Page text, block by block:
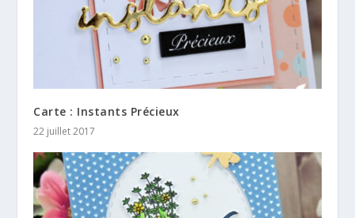
Carte : Instants Précieux
22 juillet 2017